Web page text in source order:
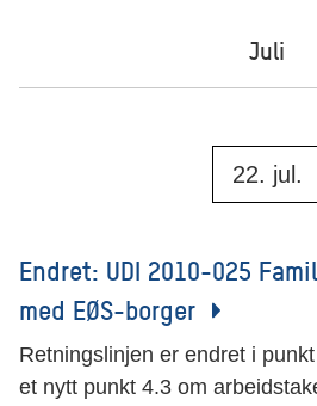
Juli
22. jul.
Endret: UDI 2010-025
med EØS-borger
Retningslinjen er endret i
et nytt punkt 4.3 om